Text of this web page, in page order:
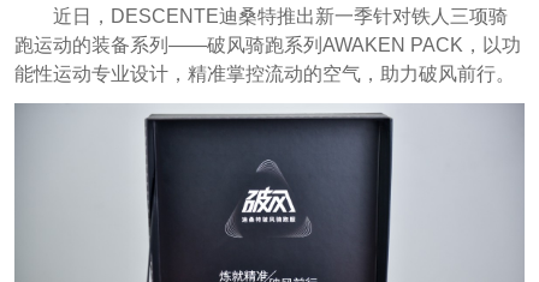
近日，DESCENTE迪桑特推出新一季针对铁人三项骑
跑运动的装备系列——破风骑跑系列AWAKEN PACK，以功
能性运动专业设计，精准掌控流动的空气，助力破风前行。